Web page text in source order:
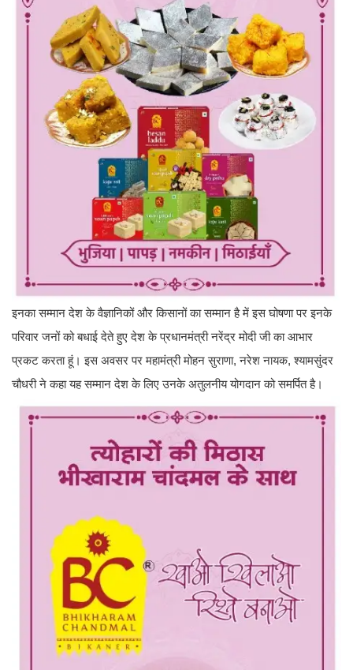
इनका सम्मान देश के वैज्ञानिकों और किसानों का सम्मान है में इस घोषणा पर इनके
परिवार जनों को बधाई देते हुए देश के प्रधानमंत्री नरेंद्र मोदी जी का आभार
प्रकट करता हूं। इस अवसर पर महामंत्री मोहन सुराणा, नरेश नायक, श्यामसुंदर
चौधरी ने कहा यह सम्मान देश के लिए उनके अतुलनीय योगदान को समर्पित है।